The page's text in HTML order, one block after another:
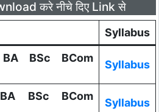
करे नीचे दिए Link से
Syllabus
BSc BCom
Syllabus
BSc BCom
Syllabus